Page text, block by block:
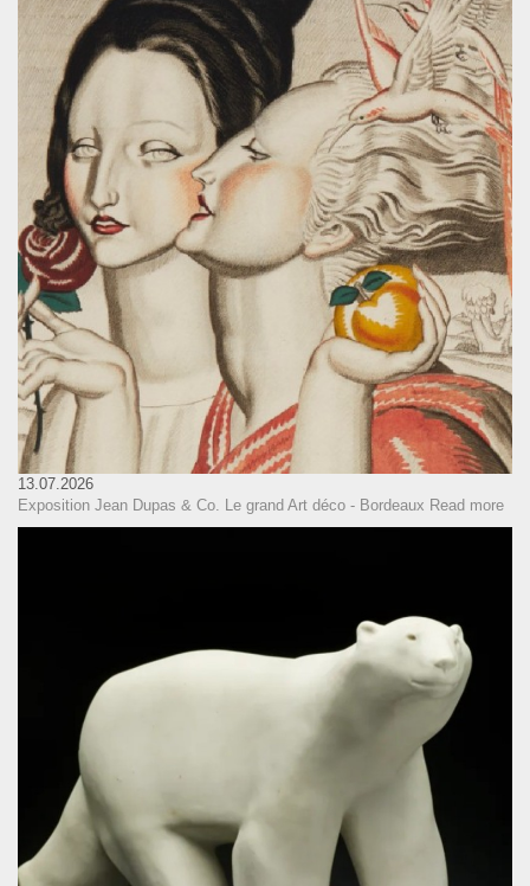
13.07.2026
Exposition Jean Dupas & Co. Le grand Art déco - Bordeaux Read more